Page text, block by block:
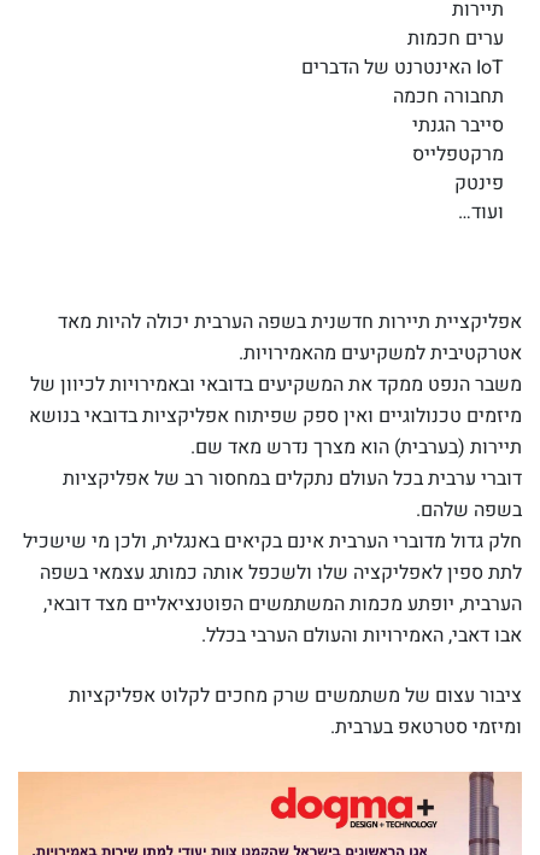
תיירות
ערים חכמות
IoT האינטרנט של הדברים
תחבורה חכמה
סייבר הגנתי
מרקטפלייס
פינטק
ועוד…
אפליקציית תיירות חדשנית בשפה הערבית יכולה להיות מאד
אטרקטיבית למשקיעים מהאמירויות.
משבר הנפט ממקד את המשקיעים בדובאי ובאמירויות לכיוון של
מיזמים טכנולוגיים ואין ספק שפיתוח אפליקציות בדובאי בנושא
תיירות (בערבית) הוא מצרך נדרש מאד שם.
דוברי ערבית בכל העולם נתקלים במחסור רב של אפליקציות
בשפה שלהם.
חלק גדול מדוברי הערבית אינם בקיאים באנגלית, ולכן מי שישכיל
לתת ספין לאפליקציה שלו ולשכפל אותה כמותג עצמאי בשפה
הערבית, יופתע מכמות המשתמשים הפוטנציאליים מצד דובאי,
אבו דאבי, האמירויות והעולם הערבי בכלל.
ציבור עצום של משתמשים שרק מחכים לקלוט אפליקציות
ומיזמי סטרטאפ בערבית.